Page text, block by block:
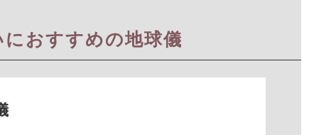
おすすめの地球儀